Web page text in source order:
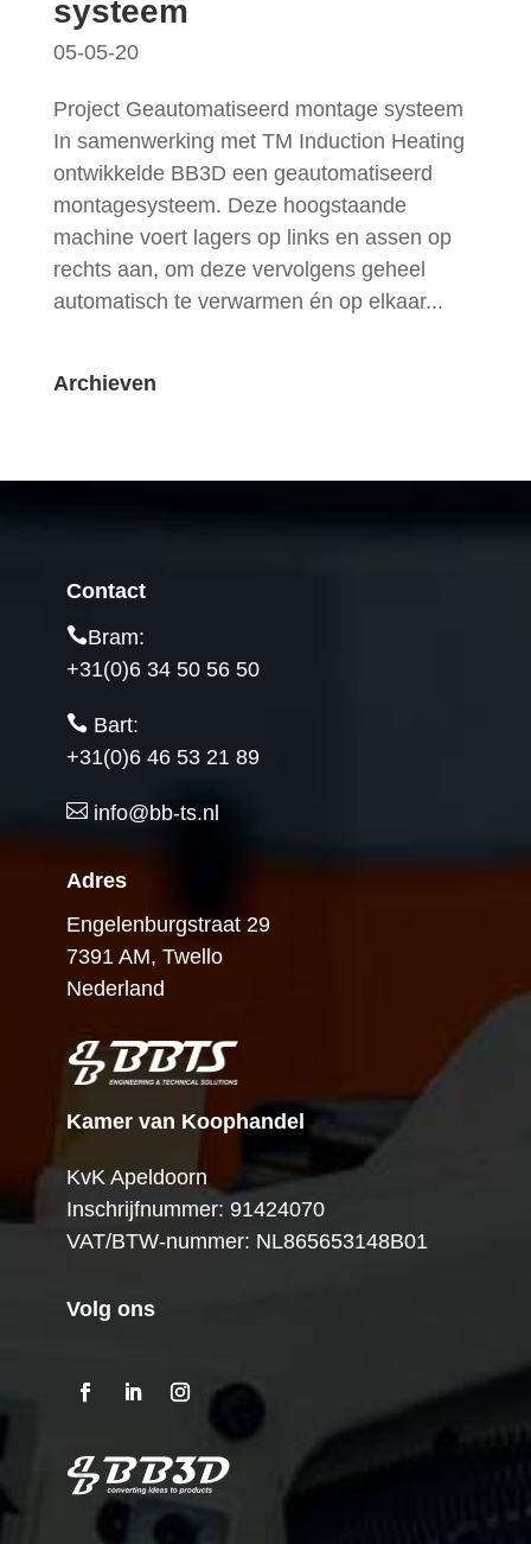
systeem
05-05-20
Project Geautomatiseerd montage systeem
In samenwerking met TM Induction Heating
ontwikkelde BB3D een geautomatiseerd
montagesysteem. Deze hoogstaande
machine voert lagers op links en assen op
rechts aan, om deze vervolgens geheel
automatisch te verwarmen én op elkaar...
Archieven
Kamer van Koophandel
KvK Apeldoorn
Inschrijfnummer: 91424070
VAT/BTW-nummer: NL865653148B01
Contact
Bram:
+31(0)6 34 50 56 50
Bart:
+31(0)6 46 53 21 89
info@bb-ts.nl
Adres
Engelenburgstraat 29
7391 AM, Twello
Nederland
Volg ons